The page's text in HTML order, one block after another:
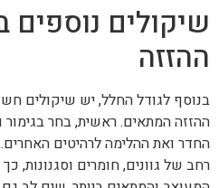
שיקולים נוספים
ההזזה
בנוסף לגודל החלל, יש שיקולים
ההזזה המתאים. ראשית, בחר בגימור
החדר ואת ההלימה לרהיטים האחרים.
רחב של גוונים, חומרים וסגנונות,